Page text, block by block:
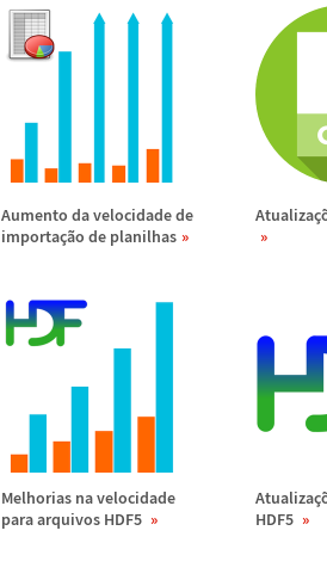
Aumento da velocidade de
importação de planilhas
Atualizaç
Melhorias na velocidade
para arquivos HDF5
Atualizaç
HDF5